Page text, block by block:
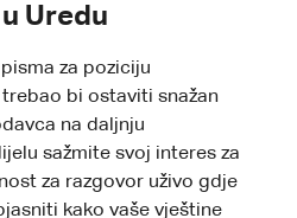
Uredu
za poziciju
bi ostaviti snažan
na daljnju
sažmite svoj interes za
za razgovor uživo gdje
kako vaše vještine